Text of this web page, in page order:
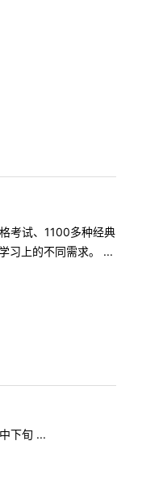
考试、1100多种经典
习上的不同需求。 ...
下旬 ...